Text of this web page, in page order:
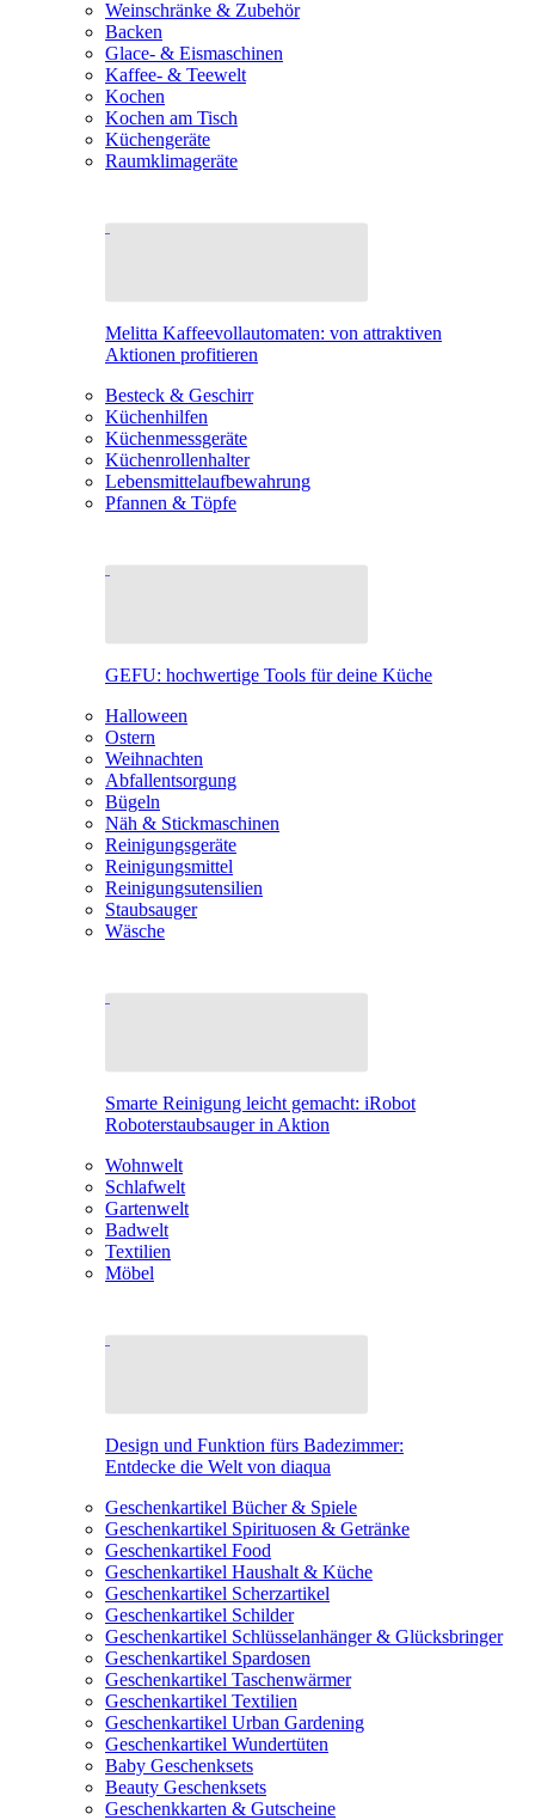
Weinschränke & Zubehör
Backen
Glace- & Eismaschinen
Kaffee- & Teewelt
Kochen
Kochen am Tisch
Küchengeräte
Raumklimageräte
Melitta Kaffeevollautomaten: von attraktiven
Aktionen profitieren
Besteck & Geschirr
Küchenhilfen
Küchenmessgeräte
Küchenrollenhalter
Lebensmittelaufbewahrung
Pfannen & Töpfe
GEFU: hochwertige Tools für deine Küche
Halloween
Ostern
Weihnachten
Abfallentsorgung
Bügeln
Näh & Stickmaschinen
Reinigungsgeräte
Reinigungsmittel
Reinigungsutensilien
Staubsauger
Wäsche
Smarte Reinigung leicht gemacht: iRobot
Roboterstaubsauger in Aktion
Wohnwelt
Schlafwelt
Gartenwelt
Badwelt
Textilien
Möbel
Design und Funktion fürs Badezimmer:
Entdecke die Welt von diaqua
Geschenkartikel Bücher & Spiele
Geschenkartikel Spirituosen & Getränke
Geschenkartikel Food
Geschenkartikel Haushalt & Küche
Geschenkartikel Scherzartikel
Geschenkartikel Schilder
Geschenkartikel Schlüsselanhänger & Glücksbringer
Geschenkartikel Spardosen
Geschenkartikel Taschenwärmer
Geschenkartikel Textilien
Geschenkartikel Urban Gardening
Geschenkartikel Wundertüten
Baby Geschenksets
Beauty Geschenksets
Geschenkkarten & Gutscheine